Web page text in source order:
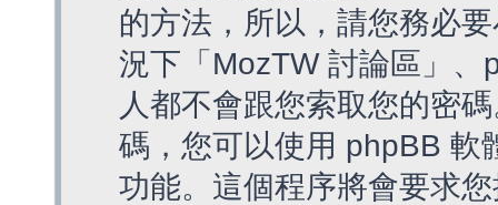
的方法，所以，請您務必
況下「MozTW 討論區」
人都不會跟您索取您的密
碼，您可以使用 phpBB 軟
功能。這個程序將會要求